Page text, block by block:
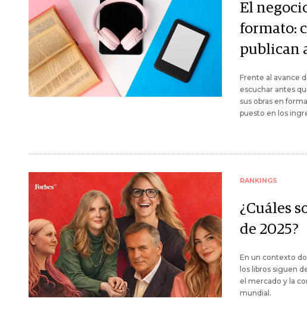
El
formato:
publican
Frente al avance
escuchar antes
sus obras en
puesto en los
RANKINGS
¿Cuáles
de 2025?
En un contexto
los libros siguen
el mercado y la
mundial.